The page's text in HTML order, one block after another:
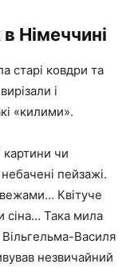
Німеччині
старі ковдри та
і
«килими».
чи
пейзажі.
Квітуче
сіна… Така мила
Василя
незвичайний